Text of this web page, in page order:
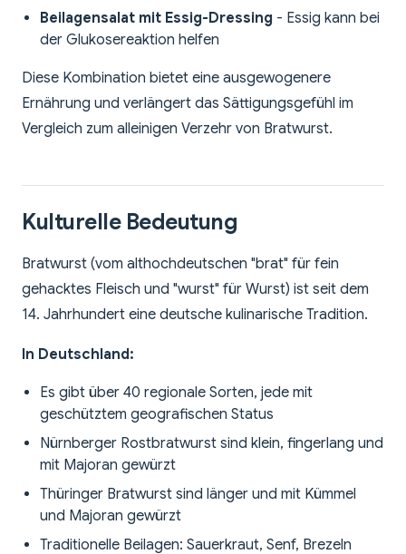
Beilagensalat mit Essig-Dressing - Essig kann bei
der Glukosereaktion helfen
Diese Kombination bietet eine ausgewogenere
Ernährung und verlängert das Sättigungsgefühl im
Vergleich zum alleinigen Verzehr von Bratwurst.
Kulturelle Bedeutung
Bratwurst (vom althochdeutschen "brat" für fein
gehacktes Fleisch und "wurst" für Wurst) ist seit dem
14. Jahrhundert eine deutsche kulinarische Tradition.
In Deutschland:
Es gibt über 40 regionale Sorten, jede mit
geschütztem geografischen Status
Nürnberger Rostbratwurst sind klein, fingerlang und
mit Majoran gewürzt
Thüringer Bratwurst sind länger und mit Kümmel
und Majoran gewürzt
Traditionelle Beilagen: Sauerkraut, Senf, Brezeln